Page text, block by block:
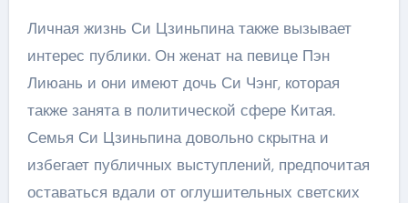
Личная жизнь Си Цзиньпина также вызывает
интерес публики. Он женат на певице Пэн
Лиюань и они имеют дочь Си Чэнг, которая
также занята в политической сфере Китая.
Семья Си Цзиньпина довольно скрытна и
избегает публичных выступлений, предпочитая
оставаться вдали от оглушительных светских